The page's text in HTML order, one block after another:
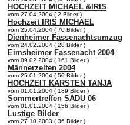
HOCHZEIT MICHAEL &IRIS
vom 27.04.2004 ( 2 Bilder )
Hochzeit IRIS MICHAEL
vom 25.04.2004 ( 70 Bilder )
Dienheimer Fassenachtsumzug
vom 24.02.2004 ( 28 Bilder )
Eimsheimer Fassenacht 2004
vom 09.02.2004 ( 161 Bilder )
Männerzelten 2004
vom 25.01.2004 ( 50 Bilder )
HOCHZEIT KARSTEN TANJA
vom 01.01.2004 ( 189 Bilder )
Sommertreffen SADU 06
vom 01.01.2004 ( 156 Bilder )
Lustige Bilder
vom 27.10.2003 ( 36 Bilder )